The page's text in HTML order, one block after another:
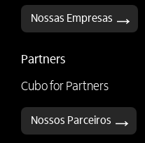
Nossas Empresas
Partners
Cubo for Partners
Nossos Parceiros